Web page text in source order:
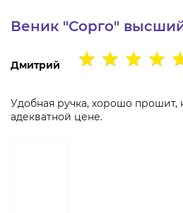
Веник "Сорго"
Дмитрий
Удобная ручка, хорошо
адекватной цене.